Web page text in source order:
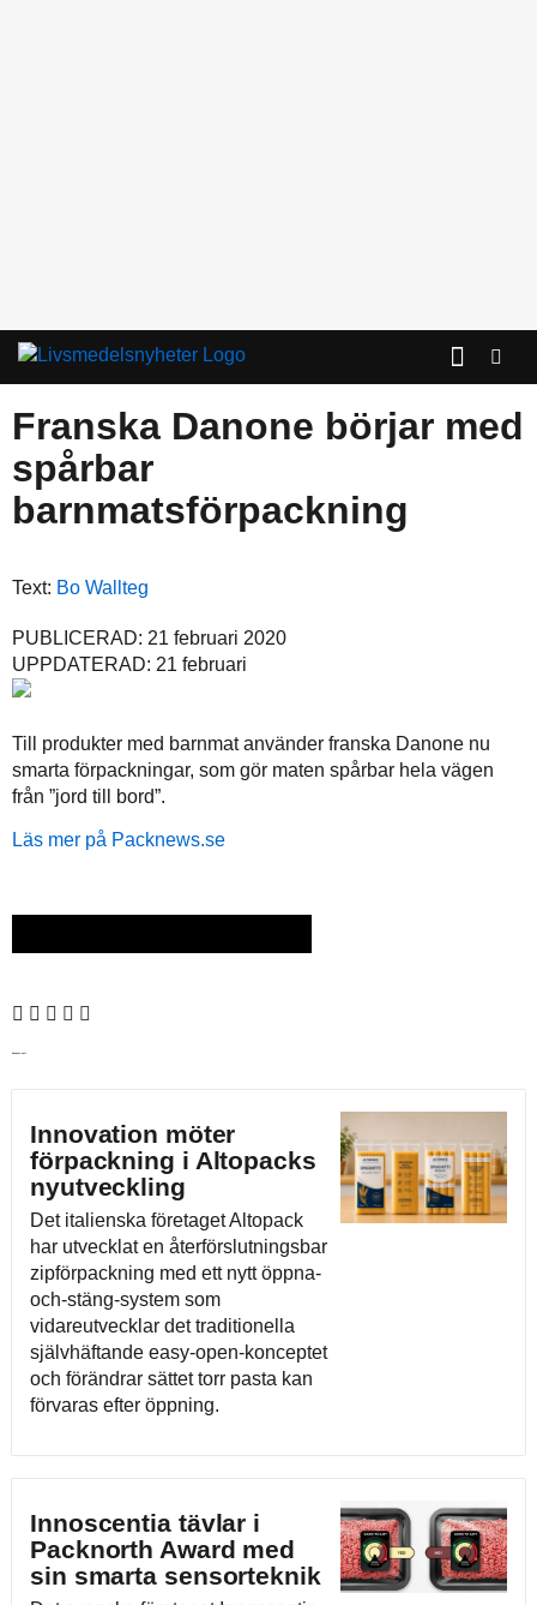
Franska Danone börjar med
spårbar
barnmatsförpackning
Text: Bo Wallteg
PUBLICERAD: 21 februari 2020
UPPDATERAD: 21 februari
Till produkter med barnmat använder franska Danone nu
smarta förpackningar, som gör maten spårbar hela vägen
från ”jord till bord”.
Läs mer på Packnews.se
Innovation möter
förpackning i Altopacks
nyutveckling
Det italienska företaget Altopack
har utvecklat en återförslutningsbar
zipförpackning med ett nytt öppna-
och-stäng-system som
vidareutvecklar det traditionella
självhäftande easy-open-konceptet
och förändrar sättet torr pasta kan
förvaras efter öppning.
Innoscentia tävlar i
Packnorth Award med
sin smarta sensorteknik